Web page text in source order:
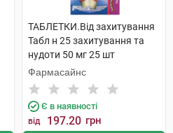
ТАБЛЕТКИ.Від захитування
Табл н 25 захитування та
нудоти 50 мг 25 шт
Фармасайнс
Є в наявності
від 197.20 грн